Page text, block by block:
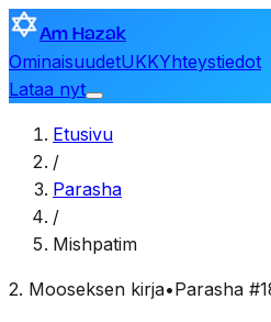
Am Hazak
OminaisuudetUKKYhteystiedot
Lataa nyt
Etusivu
/
Parasha
/
Mishpatim
2. Mooseksen kirja•Parasha